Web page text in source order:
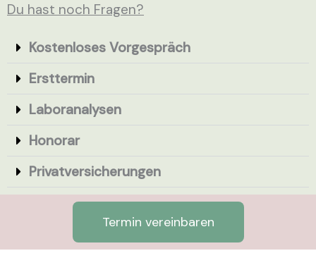
Du hast noch Fragen?
Kostenloses Vorgespräch
Ersttermin
Laboranalysen
Honorar
Privatversicherungen
Termin vereinbaren